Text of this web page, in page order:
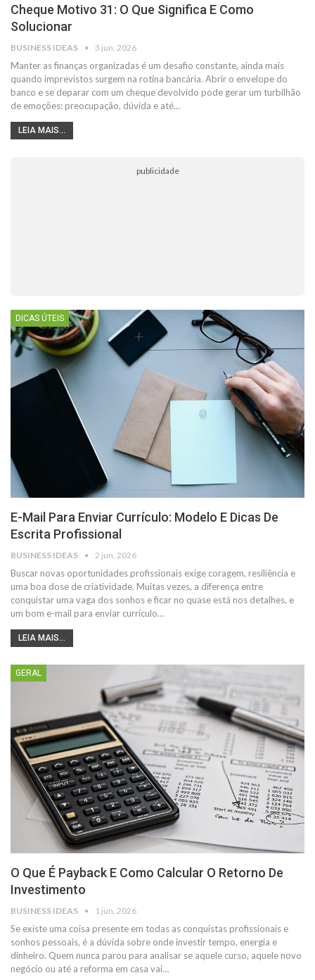
Cheque Motivo 31: O Que Significa E Como
Solucionar
BUSINESS IDEAS 3 jun, 2026
Manter as finanças organizadas é um desafio constante, ainda mais
quando imprevistos surgem na rotina bancária. Abrir o envelope do
banco e se deparar com um cheque devolvido pode gerar um turbilhão
de emoções: preocupação, dúvida e até…
LEIA MAIS...
publicidade
DICAS ÚTEIS
E-Mail Para Enviar Currículo: Modelo E Dicas De
Escrita Profissional
BUSINESS IDEAS 2 jun, 2026
Buscar novas oportunidades profissionais exige coragem, resiliência e
uma boa dose de criatividade. Muitas vezes, a diferença entre
conquistar uma vaga dos sonhos e ficar no quase está nos detalhes, e
um bom e-mail para enviar currículo…
LEIA MAIS...
GERAL
O Que É Payback E Como Calcular O Retorno De
Investimento
BUSINESS IDEAS 1 jun, 2026
Se existe uma coisa presente em todas as conquistas profissionais e
sonhos pessoais, é a dúvida sobre onde investir tempo, energia e
dinheiro. Quem nunca parou para analisar se aquele curso, aquele novo
negócio ou até a reforma em casa vai…